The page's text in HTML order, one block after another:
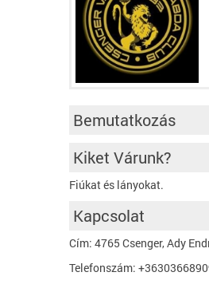
Bemutatkozás
Kiket Várunk?
Fiúkat és lányokat.
Kapcsolat
Cím: 4765 Csenger, Ady
Telefonszám: